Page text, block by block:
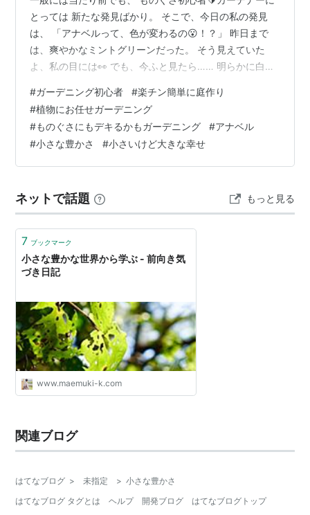
とっては 新たな発見ばかり。 そこで、今日の私の発見
は、 「アナベルって、色が変わるの😮！？」 昨日まで
は、爽やかなミントグリーンだった。 そう見えていた
よ、私の目には👀 でも、今ふと見たら…… 明らかに白が
判りにくいが、 さっきこの3房が目に入った時の色の印
象は「白」。 生き物って、おもしろいね～😲😲😲 （今さ
らのアラフィフ😅） ※オススメ記事 kokoronotabi.com
kokoronotabi.com kokoronotabi.com
kokoronotabi.com ※お気に召…
#ガーデニング初心者 #楽チン簡単に庭作り
#植物にお任せガーデニング
#ものぐさにもデキるかもガーデニング #アナベル
#小さな豊かさ #小さいけど大きな幸せ
ネットで話題 もっと見る
7 ブックマーク
小さな豊かな世界から学ぶ - 前向き気
づき日記
www.maemuki-k.com
関連ブログ
はてなブログ > 未指定 > 小さな豊かさ
はてなブログ タグとは
ヘルプ 開発ブログ はてなブログトップ